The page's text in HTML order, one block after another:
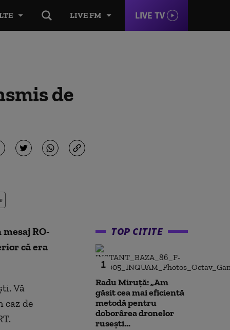
LIVE FM LIVE TV
de
RO-
că era
Vă
caz de
TOP CITITE
1
Radu Miruță: „Am
găsit cea mai eficientă
metodă pentru
doborârea dronelor
rusești...